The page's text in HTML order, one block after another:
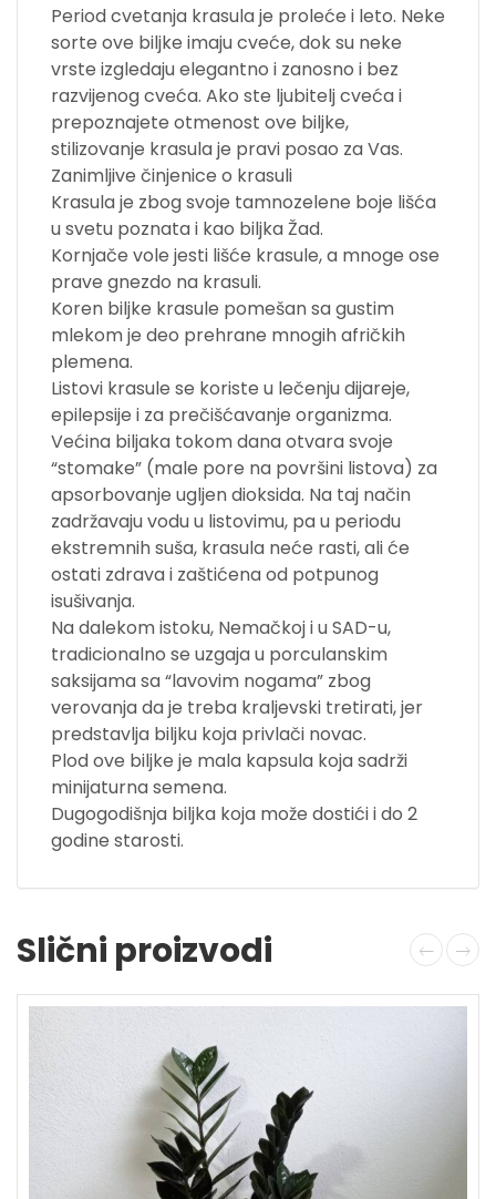
Period cvetanja krasula je proleće i leto. Neke
sorte ove biljke imaju cveće, dok su neke
vrste izgledaju elegantno i zanosno i bez
razvijenog cveća. Ako ste ljubitelj cveća i
prepoznajete otmenost ove biljke,
stilizovanje krasula je pravi posao za Vas.
Zanimljive činjenice o krasuli
Krasula je zbog svoje tamnozelene boje lišća
u svetu poznata i kao biljka Žad.
Kornjače vole jesti lišće krasule, a mnoge ose
prave gnezdo na krasuli.
Koren biljke krasule pomešan sa gustim
mlekom je deo prehrane mnogih afričkih
plemena.
Listovi krasule se koriste u lečenju dijareje,
epilepsije i za prečišćavanje organizma.
Većina biljaka tokom dana otvara svoje
“stomake” (male pore na površini listova) za
apsorbovanje ugljen dioksida. Na taj način
zadržavaju vodu u listovimu, pa u periodu
ekstremnih suša, krasula neće rasti, ali će
ostati zdrava i zaštićena od potpunog
isušivanja.
Na dalekom istoku, Nemačkoj i u SAD-u,
tradicionalno se uzgaja u porculanskim
saksijama sa “lavovim nogama” zbog
verovanja da je treba kraljevski tretirati, jer
predstavlja biljku koja privlači novac.
Plod ove biljke je mala kapsula koja sadrži
minijaturna semena.
Dugogodišnja biljka koja može dostići i do 2
godine starosti.
Slični proizvodi